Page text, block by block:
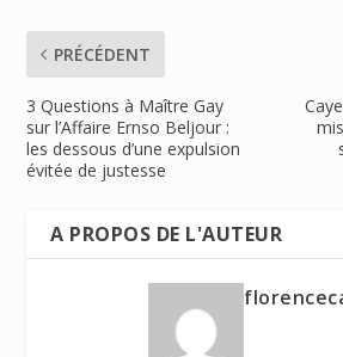
PRÉCÉDENT
3 Questions à Maître Gay
sur l’Affaire Ernso Beljour :
les dessous d’une expulsion
évitée de justesse
A PROPOS DE L'AUTEUR